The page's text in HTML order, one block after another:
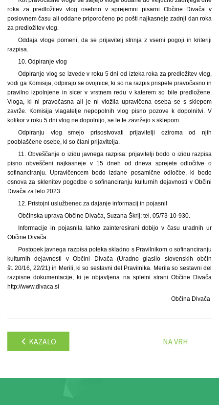
roka za predložitev vlog osebno v sprejemni pisarni Občine Divača v
poslovnem času ali oddane priporočeno po pošti najkasneje zadnji dan roka
za predložitev vlog.
Oddaja vloge pomeni, da se prijavitelj strinja z vsemi pogoji in kriteriji
razpisa.
10. Odpiranje vlog
Odpiranje vlog se izvede v roku 5 dni od izteka roka za predložitev vlog,
vodi ga Komisija, odpirajo se ovojnice, ki so na razpis prispele pravočasno in
pravilno izpolnjene in sicer v vrstnem redu v katerem so bile predložene.
Vloga, ki ni pravočasna ali je ni vložila upravičena oseba se s sklepom
zavrže. Komisija vlagatelje nepopolnih vlog pisno pozove k dopolnitvi. V
kolikor v roku 5 dni vlog ne dopolnijo, se le te zavržejo s sklepom.
Odpiranju vlog smejo prisostvovati prijavitelji oziroma od njih
pooblaščene osebe, ki so člani prijavitelja.
11. Obveščanje o izidu javnega razpisa: prijavitelji bodo o izidu razpisa
pisno obveščeni najkasneje v 15 dneh od dneva sprejete odločitve o
sofinanciranju. Upravičencem bodo izdane posamične odločbe, ki bodo
osnova za sklenitev pogodbe o sofinanciranju kulturnih dejavnosti v Občini
Divača za leto 2023.
12. Pristojni uslužbenec za dajanje informacij in pojasnil
Občinska uprava Občine Divača, Suzana Škrlj; tel. 05/73-10-930.
Informacije in pojasnila lahko zainteresirani dobijo v času uradnih ur
Občine Divača.
Postopek javnega razpisa poteka skladno s Pravilnikom o sofinanciranju
kulturnih dejavnosti v Občini Divača (Uradno glasilo slovenskih občin
št. 20/16, 22/21) in Merili, ki so sestavni del Pravilnika. Merila so sestavni del
razpisne dokumentacije, ki je objavljena na spletni strani Občine Divača
http://www.divaca.si
Občina Divača
KAZALO NA VRH